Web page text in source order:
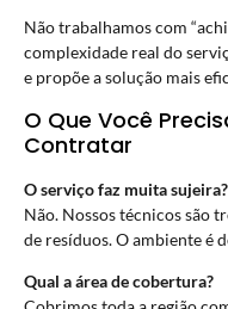
Não trabalhamos com
complexidade real do
e propõe a solução mais
O Que Você
Contratar
O serviço faz muita sujeira?
Não. Nossos técnicos são
de resíduos. O ambiente é
Qual a área de cobertura?